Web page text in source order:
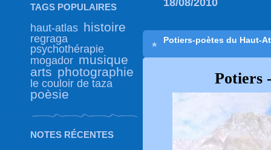
TAGS POPULAIRES
haut-atlas histoire
regraga
psychothérapie
mogador musique
arts photographie
le couloir de taza
poèsie
NOTES RÉCENTES
18/08/2010
Potiers-poètes du Haut-
Potiers